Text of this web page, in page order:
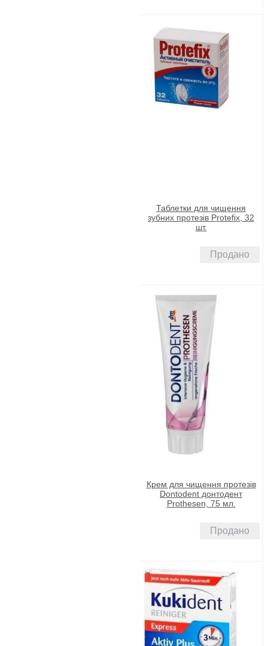
Таблетки для чищення
зубних протезів Protefix, 32
шт.
Продано
Крем для чищення протезів
Dontodent донтодент
Prothesen, 75 мл.
Продано